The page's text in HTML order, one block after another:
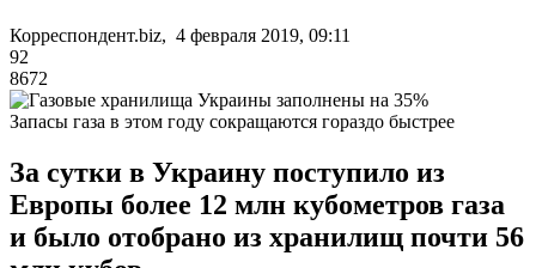
Корреспондент.biz, 4 февраля 2019, 09:11
92
8672
Запасы газа в этом году сокращаются гораздо быстрее
За сутки в Украину поступило из
Европы более 12 млн кубометров газа
и было отобрано из хранилищ почти 56